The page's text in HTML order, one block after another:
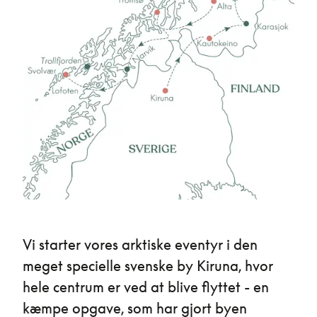
Vi starter vores arktiske eventyr i den
meget specielle svenske by Kiruna, hvor
hele centrum er ved at blive flyttet - en
kæmpe opgave, som har gjort byen